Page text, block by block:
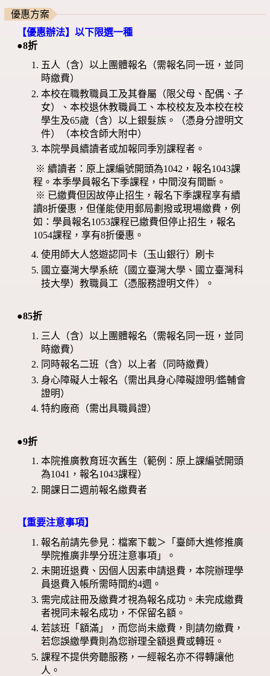
優惠方案
【優惠辦法】以下限選一種
●8折
五人（含）以上團體報名（需報名同一班，並同
時繳費）
本校在職教職員工及其眷屬（限父母、配偶、子
女）、本校退休教職員工、本校校友及本校在校
學生及65歲（含）以上銀髮族。（憑身分證明文
件）（本校含師大附中）
本院學員續讀者或加報同季別課程者。
※ 續讀者：原上課編號開頭為1042，報名1043課
程。本季學員報名下季課程，中間沒有間斷。
※ 已繳費但因故停止招生，報名下季課程享有續
讀8折優惠，但僅能使用郵局劃撥或現場繳費，例
如：學員報名1053課程已繳費但停止招生，報名
1054課程，享有8折優惠。
使用師大人悠遊認同卡（玉山銀行）刷卡
國立臺灣大學系統（國立臺灣大學、國立臺灣科
技大學）教職員工（憑服務證明文件）。
●85折
三人（含）以上團體報名（需報名同一班，並同
時繳費）
同時報名二班（含）以上者（同時繳費）
身心障礙人士報名（需出具身心障礙證明/鑑輔會
證明）
特約廠商（需出具職員證）
●9折
本院推廣教育班次舊生（範例：原上課編號開頭
為1041，報名1043課程）
開課日二週前報名繳費者
【重要注意事項】
報名前請先參見：檔案下載＞「臺師大進修推廣
學院推廣非學分班注意事項」。
未開班退費、因個人因素申請退費，本院辦理學
員退費入帳所需時間約4週。
需完成註冊及繳費才視為報名成功。未完成繳費
者視同未報名成功，不保留名額。
若該班「額滿」，而您尚未繳費，則請勿繳費，
若您誤繳學費則為您辦理全額退費或轉班。
課程不提供旁聽服務，一經報名亦不得轉讓他
人。